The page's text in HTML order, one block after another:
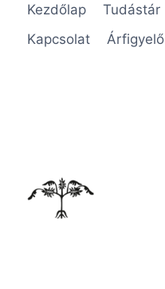
Kezdőlap Tudástár
Kapcsolat
Árfigyelő